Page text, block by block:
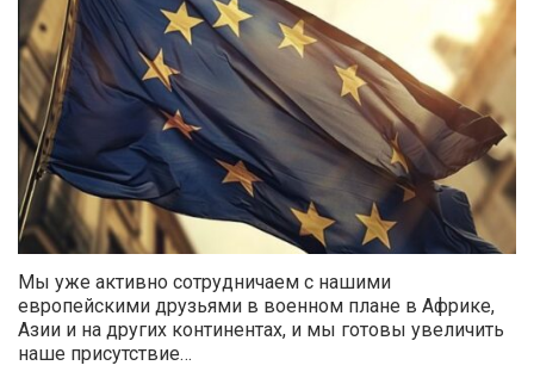
Мы уже активно сотрудничаем с нашими
европейскими друзьями в военном плане в Африке,
Азии и на других континентах, и мы готовы увеличить
наше присутствие…